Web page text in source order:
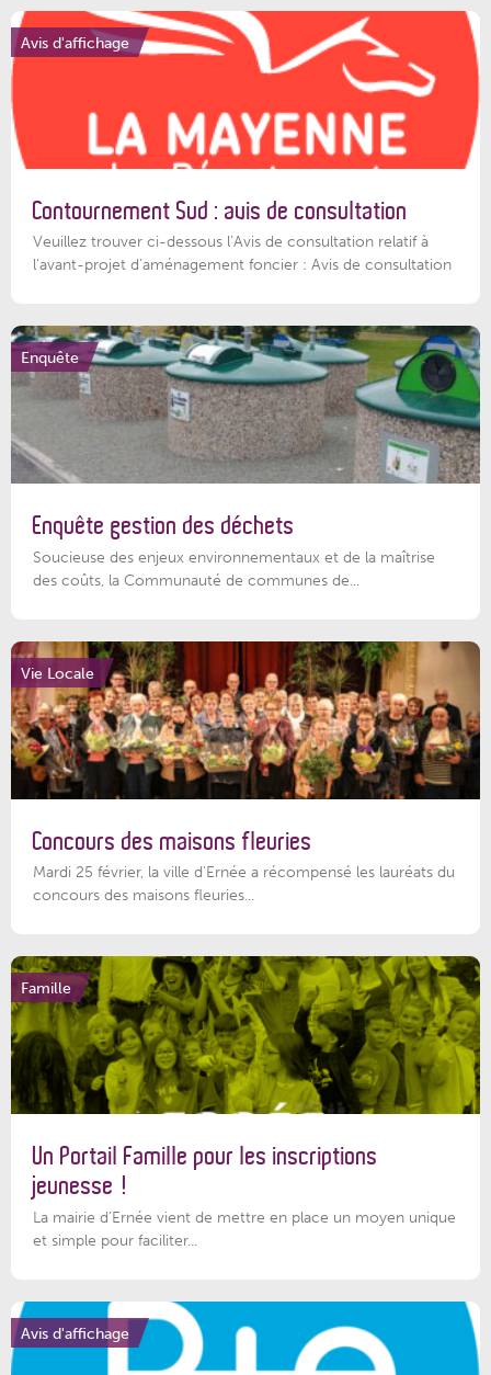
Avis d'affichage
Contournement Sud : avis de consultation
Veuillez trouver ci-dessous l’Avis de consultation relatif à
l'avant-projet d'aménagement foncier : Avis de consultation
Enquête
Enquête gestion des déchets
Soucieuse des enjeux environnementaux et de la maîtrise
des coûts, la Communauté de communes de...
Vie Locale
Concours des maisons fleuries
Mardi 25 février, la ville d'Ernée a récompensé les lauréats du
concours des maisons fleuries...
Famille
Un Portail Famille pour les inscriptions
jeunesse !
La mairie d’Ernée vient de mettre en place un moyen unique
et simple pour faciliter...
Avis d'affichage